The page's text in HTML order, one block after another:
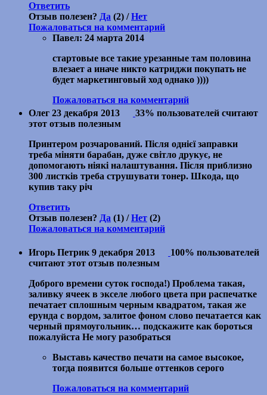
Ответить
Отзыв полезен? Да (2) /Нет
Пожаловаться на комментарий
Павел: 24 марта 2014
стартовые все такие урезанные там половина
влезает а иначе никто катриджи покупать не
будет маркетинговый ход однако ))))
Пожаловаться на комментарий
Олег 23 декабря 2013
33% пользователей считают
этот отзыв полезным
Принтером розчарований. Після однієї заправки
треба міняти барабан, дуже світло друкує, не
допомогають ніякі налаштування. Після приблизно
300 листків треба струшувати тонер. Шкода, що
купив таку річ
Ответить
Отзыв полезен? Да (1) /Нет (2)
Пожаловаться на комментарий
Игорь Петрик 9 декабря 2013
100% пользователей
считают этот отзыв полезным
Доброго времени суток господа!) Проблема такая,
заливку ячеек в экселе любого цвета при распечатке
печатает сплошным черным квадратом, такая же
ерунда с вордом, залитое фоном слово печатается как
черный прямоугольник… подскажите как бороться
пожалуйста Не могу разобраться
Выставь качество печати на самое высокое,
тогда появится больше оттенков серого
Пожаловаться на комментарий